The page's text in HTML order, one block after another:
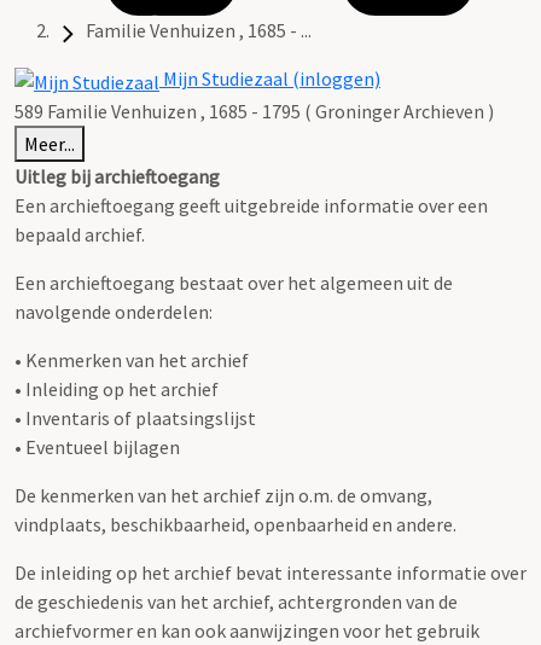
Familie Venhuizen , 1685 - ...
Mijn Studiezaal (inloggen)
589 Familie Venhuizen , 1685 - 1795 ( Groninger Archieven )
Meer...
Uitleg bij archieftoegang
Een archieftoegang geeft uitgebreide informatie over een
bepaald archief.
Een archieftoegang bestaat over het algemeen uit de
navolgende onderdelen:
• Kenmerken van het archief
• Inleiding op het archief
• Inventaris of plaatsingslijst
• Eventueel bijlagen
De kenmerken van het archief zijn o.m. de omvang,
vindplaats, beschikbaarheid, openbaarheid en andere.
De inleiding op het archief bevat interessante informatie over
de geschiedenis van het archief, achtergronden van de
archiefvormer en kan ook aanwijzingen voor het gebruik